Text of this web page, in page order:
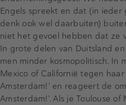
Engels spreekt en dat (in ieder
denk ook wel daarbuiten)
niet het gevoel hebben dat ze
In grote delen van Duitsland
men minder kosmopolitisch. In
Mexico of Californië tegen
Amsterdam!’ en reageert de
Amsterdam!’. Als je Toulouse